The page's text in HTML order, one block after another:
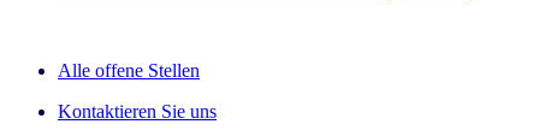
Alle offene Stellen
Kontaktieren Sie uns